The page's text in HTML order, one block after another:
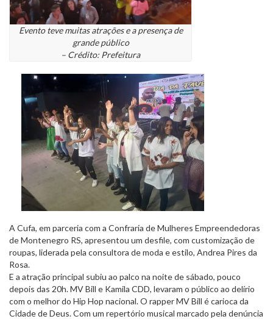
Evento teve muitas atrações e a presença de
grande público
– Crédito: Prefeitura
A Cufa, em parceria com a Confraria de Mulheres Empreendedoras
de Montenegro RS, apresentou um desfile, com customização de
roupas, liderada pela consultora de moda e estilo, Andrea Pires da
Rosa.
E a atração principal subiu ao palco na noite de sábado, pouco
depois das 20h. MV Bill e Kamila CDD, levaram o público ao delírio
com o melhor do Hip Hop nacional. O rapper MV Bill é carioca da
Cidade de Deus. Com um repertório musical marcado pela denúncia